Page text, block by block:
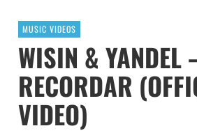
MUSIC VIDEOS
WISIN & YANDEL
RECORDAR
VIDEO)